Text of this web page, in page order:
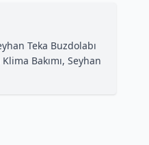
Teka Buzdolabı
Bakımı, Seyhan